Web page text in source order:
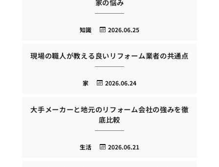
家の悩み
2026.06.25
知識
現場の職人が教える良いリフォーム業者の共通点
2026.06.24
家
大手メーカーと地元のリフォーム会社の強みを徹
底比較
2026.06.21
生活